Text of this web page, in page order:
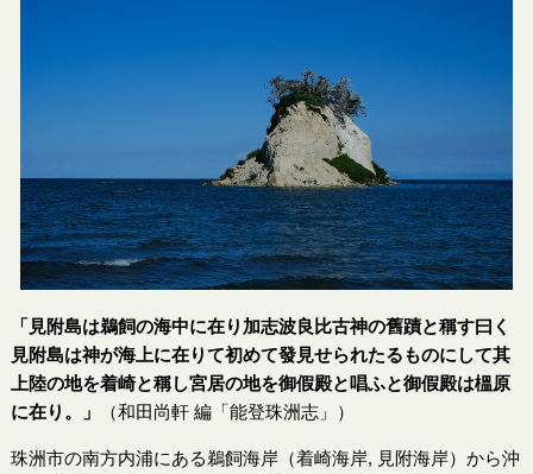
「見附島は鵜飼の海中に在り加志波良比古神の舊蹟と稱す曰く
見附島は神が海上に在りて初めて發見せられたるものにして其
上陸の地を着崎と稱し宮居の地を御假殿と唱ふと御假殿は榲原
に在り。」
（和田尚軒 編「能登珠洲志」）
珠洲市の南方内浦にある鵜飼海岸（着崎海岸, 見附海岸）から沖